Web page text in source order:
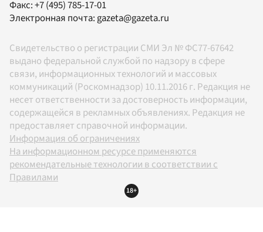
Факс:+7 (495) 785-17-01
Электронная почта:gazeta@gazeta.ru
Свидетельство о регистрации СМИ Эл № ФС77-67642
выдано федеральной службой по надзору в сфере
связи, информационных технологий и массовых
коммуникаций (Роскомнадзор) 10.11.2016 г. Редакция не
несет ответственности за достоверность информации,
содержащейся в рекламных объявлениях. Редакция не
предоставляет справочной информации.
Информация об ограничениях
На информационном ресурсе применяются
рекомендательные технологии в соответствии с
Правилами
18+